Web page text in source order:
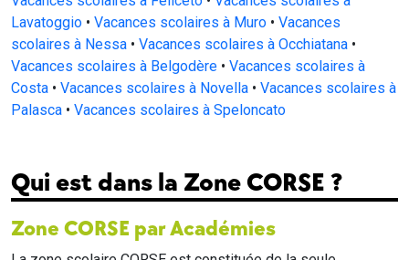
Lavatoggio • Vacances scolaires à Muro • Vacances
scolaires à Nessa • Vacances scolaires à Occhiatana •
Vacances scolaires à Belgodère • Vacances scolaires à
Costa • Vacances scolaires à Novella • Vacances scolaires à
Palasca • Vacances scolaires à Speloncato
Qui est dans la Zone CORSE ?
Zone CORSE par Académies